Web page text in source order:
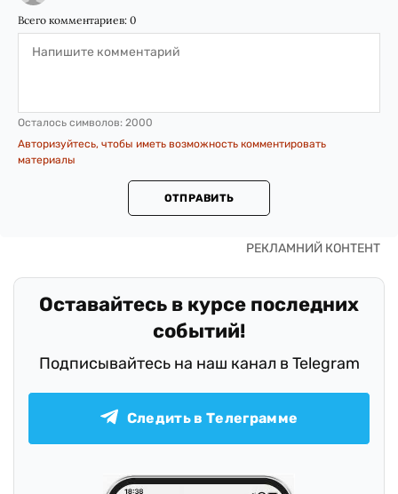
Всего комментариев: 0
Осталось символов: 2000
Авторизуйтесь, чтобы иметь возможность комментировать
материалы
ОТПРАВИТЬ
Оставайтесь в курсе последних
событий!
Подписывайтесь на наш канал в Telegram
Следить в Телеграмме